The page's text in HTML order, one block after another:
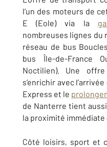
l’un des moteurs de
E (Eole) via la
nombreuses lignes du
réseau de bus
bus Île-de-France
Noctilien). Une
s’enrichir avec l
Express et le
de Nanterre tient
la proximité immédiate
Côté loisirs, sport et